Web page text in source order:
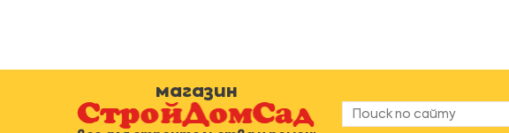
магазин